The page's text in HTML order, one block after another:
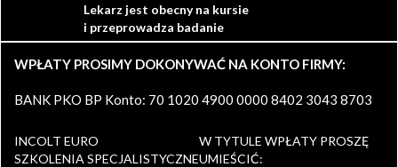
Lekarz jest obecny na kursie
i przeprowadza badanie
WPŁATY PROSIMY DOKONYWAĆ NA KONTO FIRMY:
BANK PKO BP Konto: 70 1020 4900 0000 8402 3043 8703
INCOLT EURO
SZKOLENIA SPECJALISTYCZNE
W TYTULE WPŁATY PROSZĘ
UMIEŚCIĆ: